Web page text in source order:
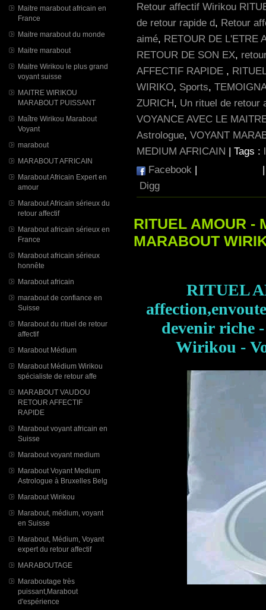
Maitre marabout africain en
France
Maitre marabout du monde
Maitre marabout
Maitre Wirikou le plus grand
voyant suisse
MAITRE WIRIKOU
MARABOUT PUISSANT
Maître Wirikou Marabout
Voyant
marabout
MARABOUT AFRICAIN
Marabout Africain Expert en
amour
Marabout Africain sérieux du
retour affectif
Marabout africain sérieux en
France
Marabout africain sérieux
honnête
Marabout africain
marabout de confiance en
Suisse
Marabout du rituel de retour
affectif
Marabout Médium
Marabout Médium Wirikou
spécialiste de retour affe
MARABOUT VAUDOU
RETOUR AFFECTIF
RAPIDE
Marabout voyant africain en
Suisse
Marabout voyant medium
Marabout Voyant Medium
Astrologue à Bruxelles Belg
Marabout Wirikou
Marabout, médium, voyant
en Suisse
Marabout, Médium, Voyant
expert du retour affectif
MARABOUTAGE
Maraboutage très
puissant,Marabout
d'espérience
Retour affectif Wirikou
de retour rapide d, Retour
aimé, RETOUR DE L'ETRE
RETOUR DE SON EX,
AFFECTIF RAPIDE ,
WIRIKO, Sports,
ZURICH, Un rituel de retour
VOYANCE AVEC LE
Astrologue, VOYANT
MEDIUM AFRICAIN | Tags :
Facebook |
Digg
RITUEL AMOUR -
MARABOUT
RITUEL
devenir riche
Wirikou -